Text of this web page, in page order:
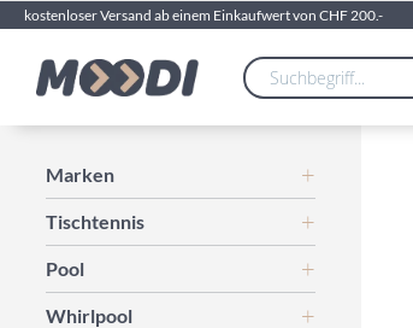
kostenloser Versand ab einem Einkaufwert von CHF 200.-
Marken
Tischtennis
Pool
Whirlpool